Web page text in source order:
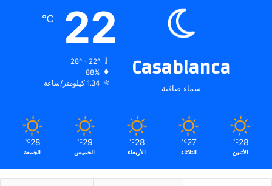
Casablanca
سماء صافية
22
℃
28º - 22º
88%
1.34 كيلومتر/ساعة
28
℃
الأثنين
27
℃
الثلاثاء
28
℃
الأربعاء
29
℃
الخميس
28
℃
الجمعة